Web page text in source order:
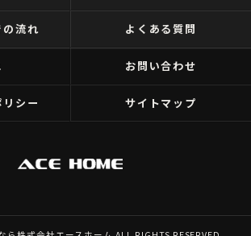
流れ よくある質問
お問い合わせ
シー サイトマップ